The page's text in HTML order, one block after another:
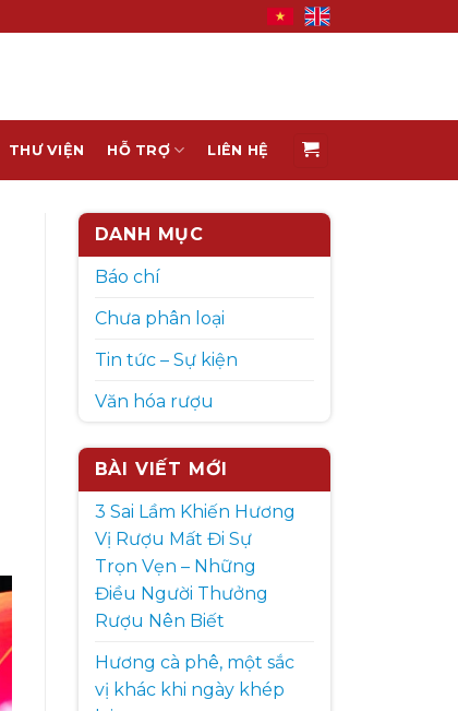
THƯ VIỆN HỖ TRỢ LIÊN HỆ
DANH MỤC
Báo chí
Chưa phân loại
Tin tức – Sự kiện
Văn hóa rượu
BÀI VIẾT MỚI
3 Sai Lầm Khiến Hương
Vị Rượu Mất Đi Sự
Trọn Vẹn – Những
Điều Người Thưởng
Rượu Nên Biết
Hương cà phê, một sắc
vị khác khi ngày khép